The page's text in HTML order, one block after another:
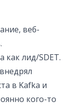
веб-
как лид/SDET.
в Kafka и
кого-то